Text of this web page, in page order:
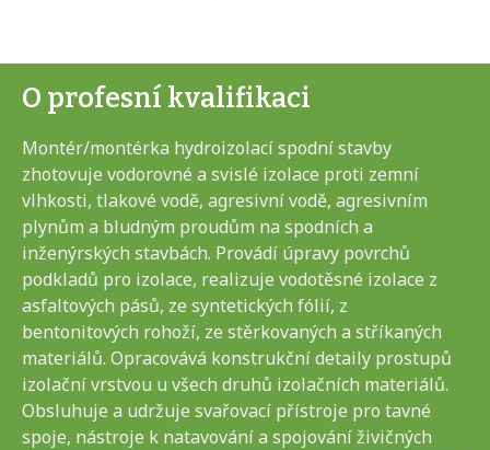
O profesní kvalifikaci
Montér/montérka hydroizolací spodní stavby
zhotovuje vodorovné a svislé izolace proti zemní
vlhkosti, tlakové vodě, agresivní vodě, agresivním
plynům a bludným proudům na spodních a
inženýrských stavbách. Provádí úpravy povrchů
podkladů pro izolace, realizuje vodotěsné izolace z
asfaltových pásů, ze syntetických fólií, z
bentonitových rohoží, ze stěrkovaných a stříkaných
materiálů. Opracovává konstrukční detaily prostupů
izolační vrstvou u všech druhů izolačních materiálů.
Obsluhuje a udržuje svařovací přístroje pro tavné
spoje, nástroje k natavování a spojování živičných